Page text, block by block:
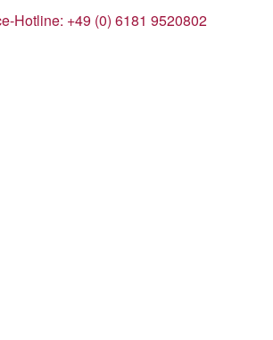
Hotline: +49 (0) 6181 9520802